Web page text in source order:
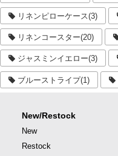
リネンピローケース(3)
リネンコースター(20)
ジャスミンイエロー(3)
ブルーストライプ(1)
New/Restock
New
Restock